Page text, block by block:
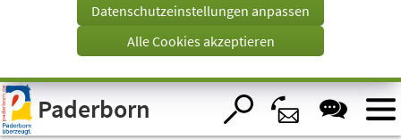
Visuelle
Assistenzsoftware
öffnen.
Tab)
Datenschutzeinstellungen anpassen
Alle Cookies akzeptieren
Paderborn